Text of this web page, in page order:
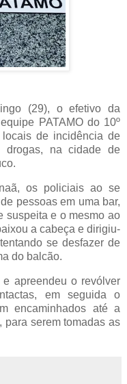
(29), o efetivo da
PATAMO do 10º
locais de incidência de
drogas, na cidade de
os policiais ao se
pessoas em uma bar,
suspeita e o mesmo ao
a cabeça e dirigiu-
se desfazer de
do balcão.
apreendeu o revólver
em seguida o
encaminhados até a
para serem tomadas as